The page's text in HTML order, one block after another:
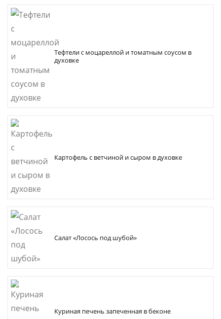
Тефтели с моцареллой и томатным соусом в
духовке
Картофель с ветчиной и сыром в духовке
Салат «Лосось под шубой»
Куриная печень запеченная в беконе